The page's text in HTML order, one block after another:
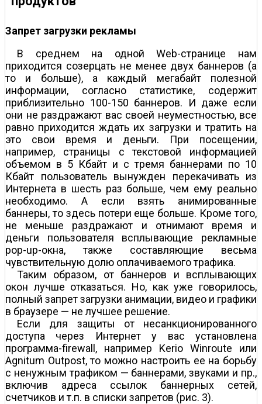
Запрет загрузки рекламы
В среднем на одной Web-странице нам
приходится созерцать не менее двух баннеров (а
то и больше), а каждый мегабайт полезной
информации, согласно статистике, содержит
приблизительно 100-150 баннеров. И даже если
они не раздражают вас своей неуместностью, все
равно приходится ждать их загрузки и тратить на
это свои время и деньги. При посещении,
например, страницы с текстовой информацией
объемом в 5 Кбайт и с тремя баннерами по 10
Кбайт пользователь вынужден перекачивать из
Интернета в шесть раз больше, чем ему реально
необходимо. А если взять анимированные
баннеры, то здесь потери еще больше. Кроме того,
не меньше раздражают и отнимают время и
деньги пользователя всплывающие рекламные
pop-up-окна, также составляющие весьма
чувствительную долю оплачиваемого трафика.
Таким образом, от баннеров и всплывающих
окон лучше отказаться. Но, как уже говорилось,
полный запрет загрузки анимации, видео и графики
в браузере — не лучшее решение.
Если для защиты от несанкционированного
доступа через Интернет у вас установлена
программа-firewall, например Kerio Winroute или
Agnitum Outpost, то можно настроить ее на борьбу
с ненужным трафиком — баннерами, звуками и пр.,
включив адреса ссылок баннерных сетей,
счетчиков и т.п. в списки запретов (рис. 3).